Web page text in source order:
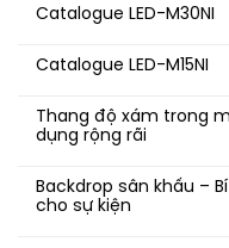
Catalogue LED-M30NI
Catalogue LED-M15NI
Thang độ xám trong
dụng rộng rãi
Backdrop sân khấu –
cho sự kiện